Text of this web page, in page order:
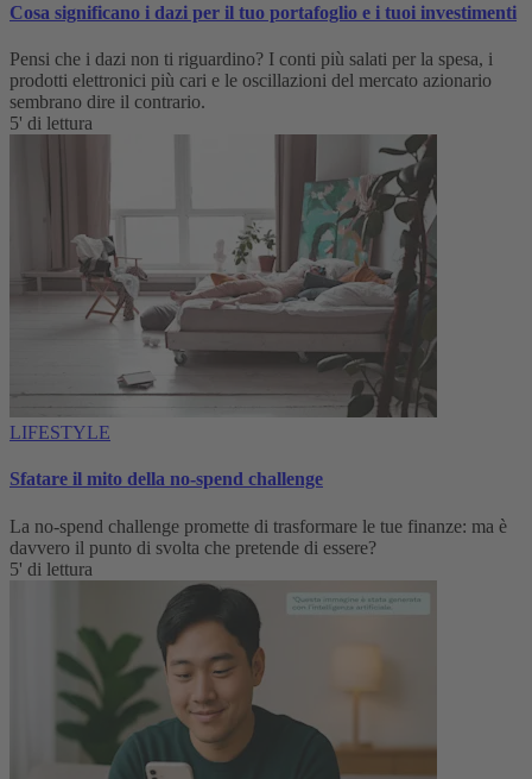
Cosa significano i dazi per il tuo portafoglio e i tuoi investimenti
Pensi che i dazi non ti riguardino? I conti più salati per la spesa, i
prodotti elettronici più cari e le oscillazioni del mercato azionario
sembrano dire il contrario.
5' di lettura
LIFESTYLE
Sfatare il mito della no-spend challenge
La no-spend challenge promette di trasformare le tue finanze: ma è
davvero il punto di svolta che pretende di essere?
5' di lettura